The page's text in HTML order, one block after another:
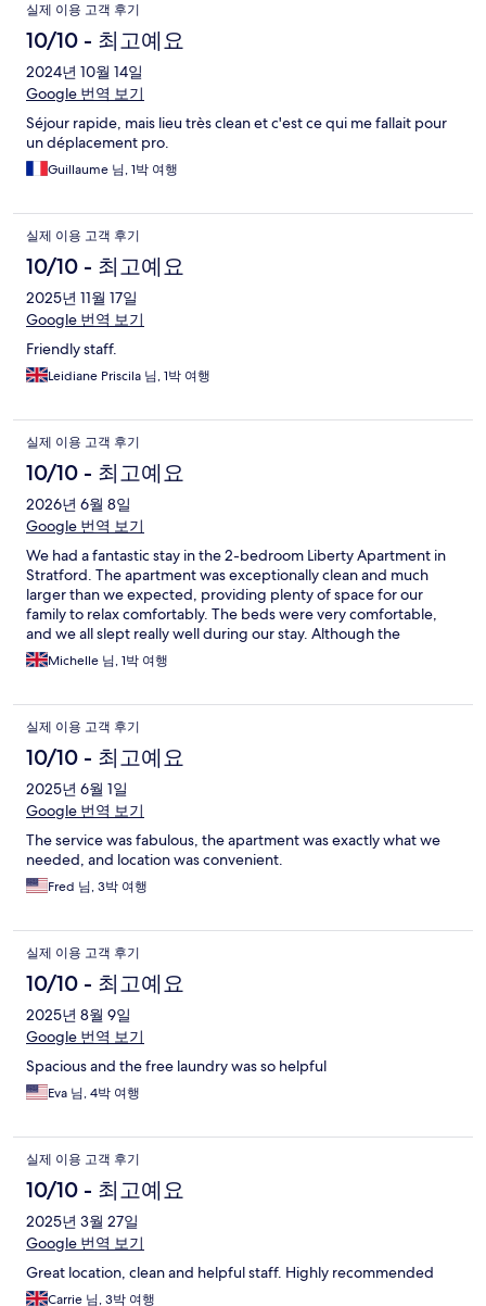
실제 이용 고객 후기
10/10 - 최고예요
2024년 10월 14일
Google 번역 보기
Séjour rapide, mais lieu très clean et c'est ce qui me fallait pour
un déplacement pro.
Guillaume 님, 1박 여행
실제 이용 고객 후기
10/10 - 최고예요
2025년 11월 17일
Google 번역 보기
Friendly staff.
Leidiane Priscila 님, 1박 여행
실제 이용 고객 후기
10/10 - 최고예요
2026년 6월 8일
Google 번역 보기
We had a fantastic stay in the 2-bedroom Liberty Apartment in
Stratford. The apartment was exceptionally clean and much
larger than we expected, providing plenty of space for our
family to relax comfortably. The beds were very comfortable,
and we all slept really well during our stay. Although the
apartment is located on a very busy road, the windows were
excellent at blocking out the traffic noise, making the apartment
huge bonus and made everything so much easier. The
reception team were also excellent, always friendly, welcoming
and happy to help with any questions we had. The location is
great, with plenty of shops, restaurants and local amenities
within easy walking distance, making it an ideal base for
exploring the area. Overall, a wonderful stay in a spacious, well-
would definitely stay here again and highly recommend it to
others.
Michelle 님, 1박 여행
실제 이용 고객 후기
10/10 - 최고예요
2025년 6월 1일
Google 번역 보기
The service was fabulous, the apartment was exactly what we
needed, and location was convenient.
Fred 님, 3박 여행
실제 이용 고객 후기
10/10 - 최고예요
2025년 8월 9일
Google 번역 보기
Spacious and the free laundry was so helpful
Eva 님, 4박 여행
실제 이용 고객 후기
10/10 - 최고예요
2025년 3월 27일
Google 번역 보기
Great location, clean and helpful staff. Highly recommended
Carrie 님, 3박 여행